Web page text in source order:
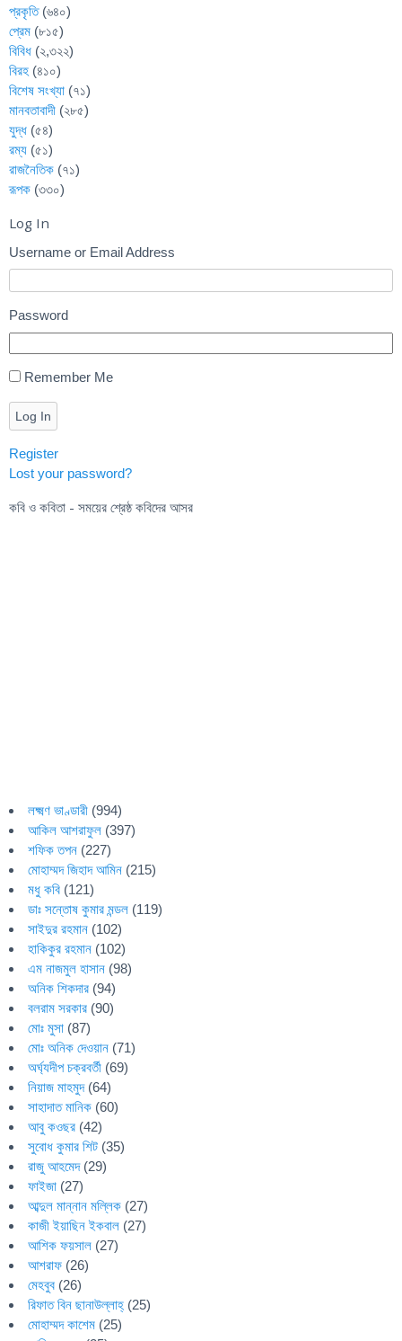
প্রকৃতি(৬৪০)
প্রেম (৮১৫)
বিবিধ (২,৩২২)
বিরহ (৪১০)
বিশেষ সংখ্যা (৭১)
মানবতাবাদী (২৮৫)
যুদ্ধ (৫৪)
রম্য (৫১)
রাজনৈতিক (৭১)
রূপক (৩৩০)
Log In
Username or Email Address
Password
Remember Me
Log In
Register
Lost your password?
কবি ও কবিতা - সময়ের শ্রেষ্ঠ কবিদের আসর
লক্ষ্মণ ভাণ্ডারী (994)
আকিল আশরাফুল (397)
শফিক তপন (227)
মোহাম্মদ জিহাদ আমিন (215)
মধু কবি (121)
ডাঃ সন্তোষ কুমার মন্ডল (119)
সাইদুর রহমান (102)
হাকিকুর রহমান (102)
এম নাজমুল হাসান (98)
অনিক শিকদার (94)
বলরাম সরকার (90)
মোঃ মুসা (87)
মোঃ অনিক দেওয়ান (71)
অর্ঘ্যদীপ চক্রবর্তী (69)
নিয়াজ মাহমুদ(64)
সাহাদাত মানিক (60)
আবু কওছর (42)
সুবোধ কুমার শিট (35)
রাজু আহমেদ(29)
ফাইজা (27)
আব্দুল মান্নান মল্লিক (27)
কাজী ইয়াছিন ইকবাল (27)
আশিক ফয়সাল (27)
আশরাফ (26)
মেহবুব (26)
রিফাত বিন ছানাউল্লাহ্ (25)
মোহাম্মদ কাশেম (25)